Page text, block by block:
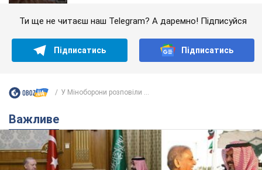
Ти ще не читаєш наш Telegram? А даремно! Підписуйся
Підписатись Підписатись
У Міноборони розповіли ...
Важливе